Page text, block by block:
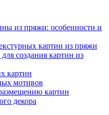
из пряжи: особенности и
картин из пряжи
создания картин из
картин
мотивов
картин
декора